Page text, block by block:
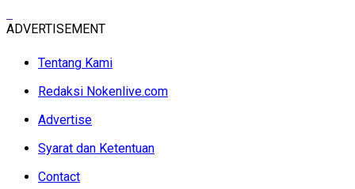
ADVERTISEMENT
Tentang Kami
Redaksi Nokenlive.com
Advertise
Syarat dan Ketentuan
Contact